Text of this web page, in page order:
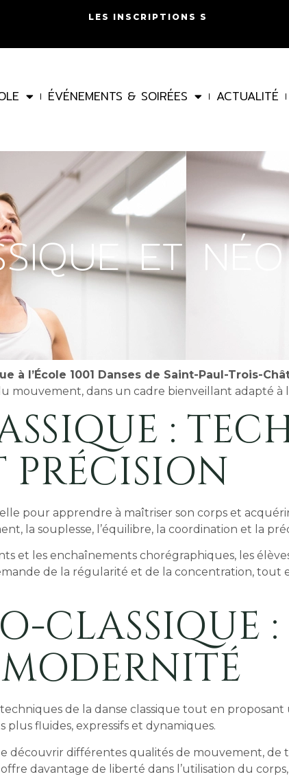
I N S C R IPTION S SONT
ÉVÉNEMENTS & SOIRÉES ACTUALITÉ
ET
à l’École 1001 Danses de Saint-Paul-Trois-
mouvement, dans un cadre bienveillant adapté à
:
PRÉCISION
pour apprendre à maîtriser son corps et
la souplesse, l’équilibre, la coordination et la
et les enchaînements chorégraphiques, les
de la régularité et de la concentration,
CLASSIQUE :
techniques de la danse classique tout en
plus fluides, expressifs et dynamiques.
découvrir différentes qualités de mouvement, de
davantage de liberté dans l’utilisation du